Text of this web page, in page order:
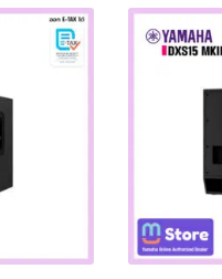
price: